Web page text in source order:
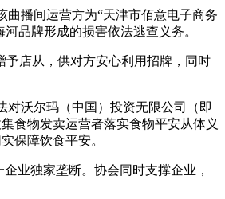
播间运营方为“天津市佰意电子商务
品牌形成的损害依法逃查义务。
店从，供对方安心利用招牌，同时
沃尔玛（中国）投资无限公司（即
食物发卖运营者落实食物平安从体义
保障饮食平安。
业独家垄断。协会同时支撑企业，